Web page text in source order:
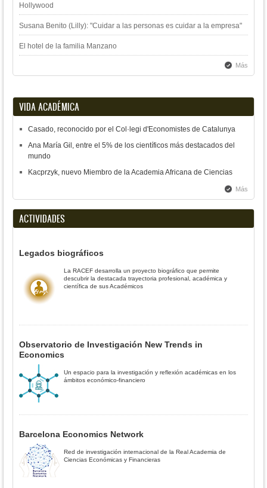
Hollywood
Susana Benito (Lilly): "Cuidar a las personas es cuidar a la empresa"
El hotel de la familia Manzano
Más
VIDA ACADÉMICA
Casado, reconocido por el Col·legi d'Economistes de Catalunya
Ana María Gil, entre el 5% de los científicos más destacados del
mundo
Kacprzyk, nuevo Miembro de la Academia Africana de Ciencias
Más
ACTIVIDADES
Legados biográficos
La RACEF desarrolla un proyecto biográfico que permite
descubrir la destacada trayectoria profesional, académica y
científica de sus Académicos
Observatorio de Investigación New Trends in
Economics
Un espacio para la investigación y reflexión académicas en los
ámbitos económico-financiero
Barcelona Economics Network
Red de investigación internacional de la Real Academia de
Ciencias Económicas y Financieras